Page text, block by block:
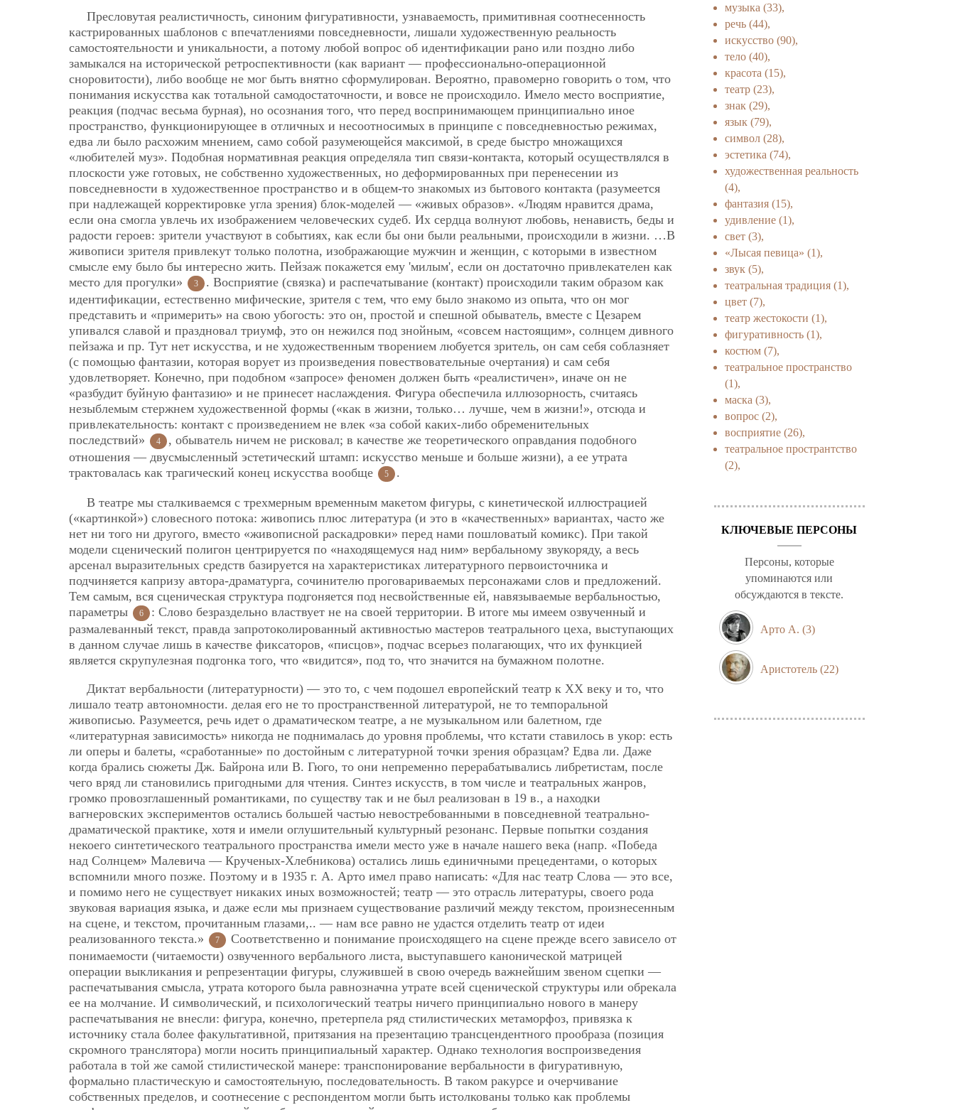
Пресловутая реалистичность, синоним фигуративности, узнаваемость, примитивная соотнесенность
кастрированных шаблонов с впечатлениями повседневности, лишали художественную реальность
самостоятельности и уникальности, а потому любой вопрос об идентификации рано или поздно либо
замыкался на исторической ретроспективности (как вариант — профессионально-операционной
сноровитости), либо вообще не мог быть внятно сформулирован. Вероятно, правомерно говорить о том, что
понимания искусства как тотальной самодостаточности, и вовсе не происходило. Имело место восприятие,
реакция (подчас весьма бурная), но осознания того, что перед воспринимающем принципиально иное
пространство, функционирующее в отличных и несоотносимых в принципе с повседневностью режимах,
едва ли было расхожим мнением, само собой разумеющейся максимой, в среде быстро множащихся
«любителей муз». Подобная нормативная реакция определяла тип связи-контакта, который осуществлялся в
плоскости уже готовых, не собственно художественных, но деформированных при перенесении из
повседневности в художественное пространство и в общем-то знакомых из бытового контакта (разумеется
при надлежащей корректировке угла зрения) блок-моделей — «живых образов». «Людям нравится драма,
если она смогла увлечь их изображением человеческих судеб. Их сердца волнуют любовь, ненависть, беды и
радости героев: зрители участвуют в событиях, как если бы они были реальными, происходили в жизни. …В
живописи зрителя привлекут только полотна, изображающие мужчин и женщин, с которыми в известном
смысле ему было бы интересно жить. Пейзаж покажется ему 'милым', если он достаточно привлекателен как
место для прогулки»
3
. Восприятие (связка) и распечатывание (контакт) происходили таким образом как
идентификации, естественно мифические, зрителя с тем, что ему было знакомо из опыта, что он мог
представить и «примерить» на свою убогость: это он, простой и спешной обыватель, вместе с Цезарем
упивался славой и праздновал триумф, это он нежился под знойным, «совсем настоящим», солнцем дивного
пейзажа и пр. Тут нет искусства, и не художественным творением любуется зритель, он сам себя соблазняет
(с помощью фантазии, которая ворует из произведения повествовательные очертания) и сам себя
удовлетворяет. Конечно, при подобном «запросе» феномен должен быть «реалистичен», иначе он не
«разбудит буйную фантазию» и не принесет наслаждения. Фигура обеспечила иллюзорность, считаясь
незыблемым стержнем художественной формы («как в жизни, только… лучше, чем в жизни!», отсюда и
привлекательность: контакт с произведением не влек «за собой каких-либо обременительных
последствий»
4
, обыватель ничем не рисковал; в качестве же теоретического оправдания подобного
отношения — двусмысленный эстетический штамп: искусство меньше и больше жизни), а ее утрата
трактовалась как трагический конец искусства вообще
5 .
В театре мы сталкиваемся с трехмерным временным макетом фигуры, с кинетической иллюстрацией
(«картинкой») словесного потока: живопись плюс литература (и это в «качественных» вариантах, часто же
нет ни того ни другого, вместо «живописной раскадровки» перед нами пошловатый комикс). При такой
модели сценический полигон центрируется по «находящемуся над ним» вербальному звукоряду, а весь
арсенал выразительных средств базируется на характеристиках литературного первоисточника и
подчиняется капризу автора-драматурга, сочинителю проговариваемых персонажами слов и предложений.
Тем самым, вся сценическая структура подгоняется под несвойственные ей, навязываемые вербальностью,
параметры
6 : Слово безраздельно властвует не на своей территории. В итоге мы имеем озвученный и
размалеванный текст, правда запротоколированный активностью мастеров театрального цеха, выступающих
в данном случае лишь в качестве фиксаторов, «писцов», подчас всерьез полагающих, что их функцией
является скрупулезная подгонка того, что «видится», под то, что значится на бумажном полотне.
Диктат вербальности (литературности) — это то, с чем подошел европейский театр к ХХ веку и то, что
лишало театр автономности. делая его не то пространственной литературой, не то темпоральной
живописью. Разумеется, речь идет о драматическом театре, а не музыкальном или балетном, где
«литературная зависимость» никогда не поднималась до уровня проблемы, что кстати ставилось в укор: есть
ли оперы и балеты, «сработанные» по достойным с литературной точки зрения образцам? Едва ли. Даже
когда брались сюжеты Дж. Байрона или В. Гюго, то они непременно перерабатывались либретистам, после
чего вряд ли становились пригодными для чтения. Синтез искусств, в том числе и театральных жанров,
громко провозглашенный романтиками, по существу так и не был реализован в 19 в., а находки
вагнеровских экспериментов остались большей частью невостребованными в повседневной театрально-
драматической практике, хотя и имели оглушительный культурный резонанс. Первые попытки создания
некоего синтетического театрального пространства имели место уже в начале нашего века (напр. «Победа
над Солнцем» Малевича — Крученых-Хлебникова) остались лишь единичными прецедентами, о которых
вспомнили много позже. Поэтому и в 1935 г. А. Арто имел право написать: «Для нас театр Слова — это все,
и помимо него не существует никаких иных возможностей; театр — это отрасль литературы, своего рода
звуковая вариация языка, и даже если мы признаем существование различий между текстом, произнесенным
на сцене, и текстом, прочитанным глазами,.. — нам все равно не удастся отделить театр от идеи
реализованного текста.»
7
Соответственно и понимание происходящего на сцене прежде всего зависело от
понимаемости (читаемости) озвученного вербального листа, выступавшего канонической матрицей
операции выкликания и репрезентации фигуры, служившей в свою очередь важнейшим звеном сцепки —
распечатывания смысла, утрата которого была равнозначна утрате всей сценической структуры или обрекала
ее на молчание. И символический, и психологический театры ничего принципиально нового в манеру
распечатывания не внесли: фигура, конечно, претерпела ряд стилистических метаморфоз, привязка к
источнику стала более факультативной, притязания на презентацию трансцендентного прообраза (позиция
скромного транслятора) могли носить принципиальный характер. Однако технология воспроизведения
работала в той же самой стилистической манере: транспонирование вербальности в фигуративную,
формально пластическую и самостоятельную, последовательность. В таком ракурсе и очерчивание
собственных пределов, и соотнесение с респондентом могли быть истолкованы только как проблемы
музыка (33),
речь (44),
искусство (90),
тело (40),
красота (15),
театр (23),
знак (29),
язык (79),
символ (28),
эстетика (74),
художественная реальность
(4),
фантазия (15),
удивление (1),
свет (3),
«Лысая певица» (1),
звук (5),
театральная традиция (1),
цвет (7),
театр жестокости (1),
фигуративность (1),
костюм (7),
театральное пространство
(1),
маска (3),
вопрос (2),
восприятие (26),
театральное пространтство
(2),
КЛЮЧЕВЫЕ ПЕРСОНЫ
Персоны, которые
упоминаются или
обсуждаются в тексте.
Арто А. (3)
Аристотель(22)